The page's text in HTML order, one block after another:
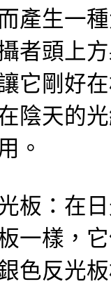
產生一
者頭上
它剛好
陰天的
。
板：在
一樣，
色反光